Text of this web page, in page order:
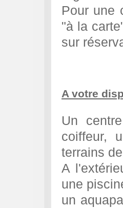
Pour une
"à la
sur
A votre
Un
coiffeur,
terrains
A
une
un